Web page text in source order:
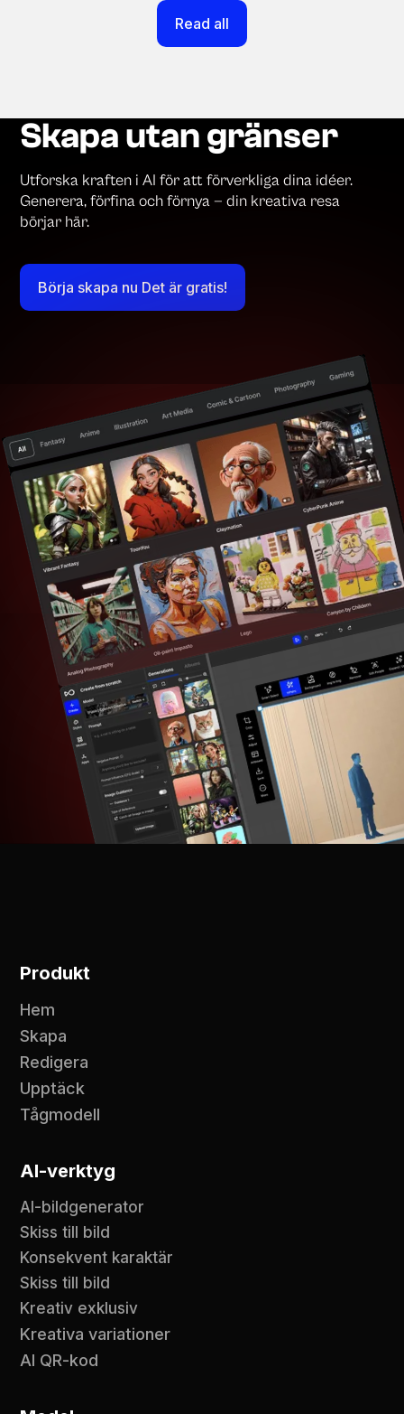
Read all
Skapa utan gränser
Utforska kraften i AI för att förverkliga dina idéer.
Generera, förfina och förnya — din kreativa resa
börjar här.
Börja skapa nu Det är gratis!
Produkt
Hem
Skapa
Redigera
Upptäck
Tågmodell
AI-verktyg
AI-bildgenerator
Skiss till bild
Konsekvent karaktär
Skiss till bild
Kreativ exklusiv
Kreativa variationer
AI QR-kod